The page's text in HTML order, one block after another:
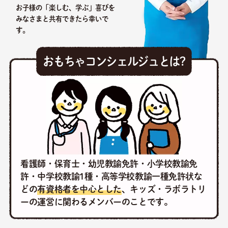
お子様の「楽しむ、学ぶ」喜びを
みなさまと共有できたら幸いで
す。
おもちゃコンシェルジュとは?
看護師・保育士・幼児教諭免許・小学校教諭免
許・中学校教諭1種・高等学校教諭一種免許状な
どの有資格者を中心とした、キッズ・ラボラトリ
ーの運営に関わるメンバーのことです。